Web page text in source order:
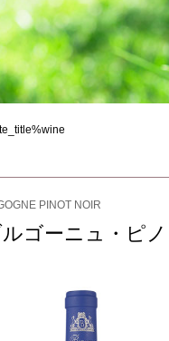
PINOT NOIR
ルゴーニュ・ピ